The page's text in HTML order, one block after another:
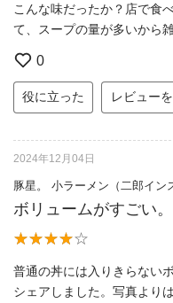
こんな味だったか？店で食
て、スープの量が多いから
0
役に立った レビュー
2024年12月04日
豚星。 小ラーメン（二郎イン
ボリュームがすごい。
普通の丼には入りきらない
シェアしました。写真より